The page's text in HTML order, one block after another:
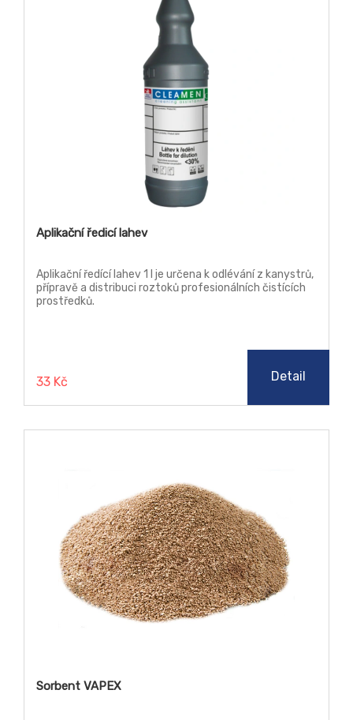
Aplikační ředicí lahev
Aplikační ředící lahev 1 l je určena k odlévání z kanystrů,
přípravě a distribuci roztoků profesionálních čistících
prostředků.
33 Kč Detail
Sorbent VAPEX